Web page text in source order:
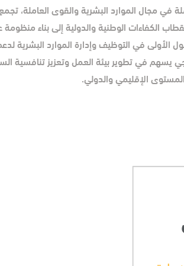
مجال الموارد البشرية والقوى العاملة، تجمع
الكفاءات الوطنية والدولية إلى بناء
في التوظيف وإدارة الموارد البشرية
رؤية المملكة 2030، فنحن شريك استراتيجي يسهم في تطوير بيئة
الإقليمي والدولي.